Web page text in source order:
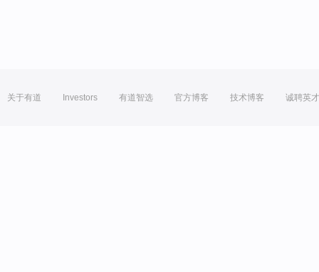
关于有道 Investors 有道智选 官方博客 技术博客 诚聘英才